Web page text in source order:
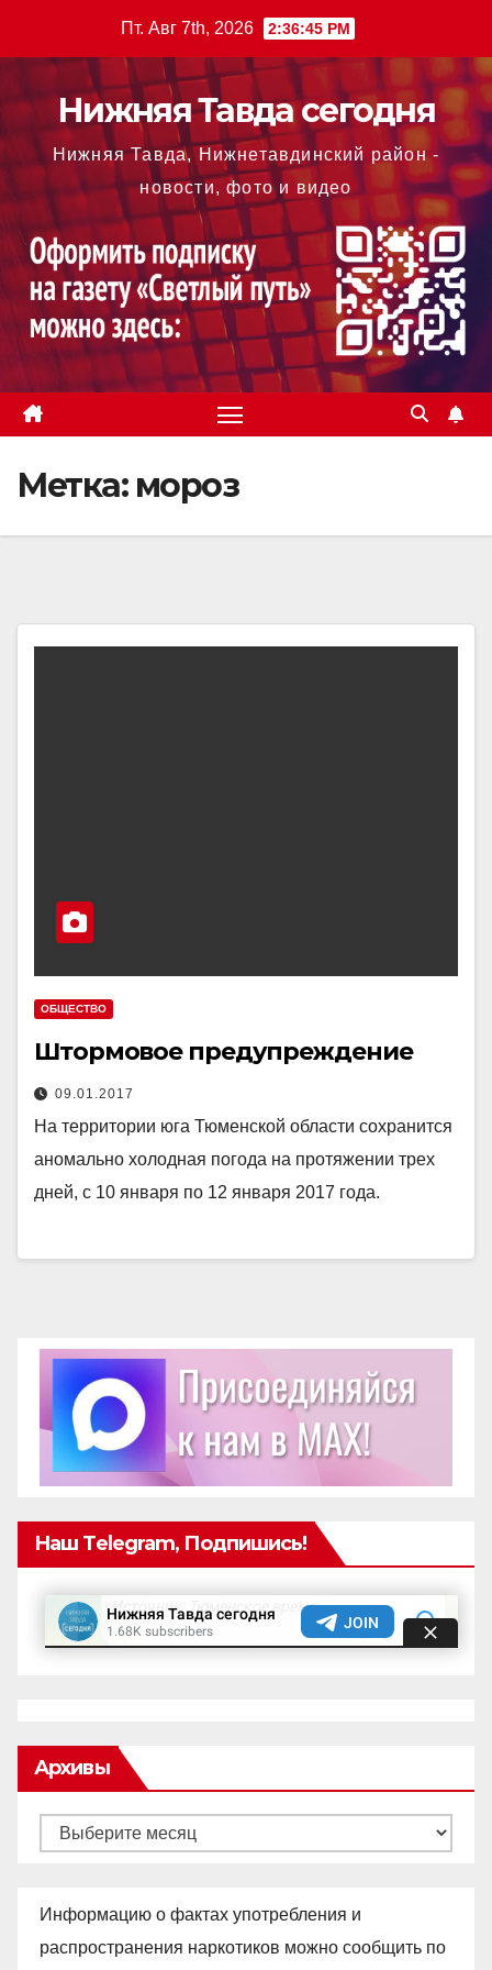
содержимому
Пт. Авг 7th, 2026 2:36:45 PM
Нижняя Тавда сегодня
Нижняя Тавда, Нижнетавдинский район -
новости, фото и видео
Метка: мороз
ОБЩЕСТВО
Штормовое предупреждение
09.01.2017
На территории юга Тюменской области сохранится
аномально холодная погода на протяжении трех
дней, с 10 января по 12 января 2017 года.
Наш Telegram, Подпишись!
Архивы
Архивы
Информацию о фактах употребления и
распространения наркотиков можно сообщить по